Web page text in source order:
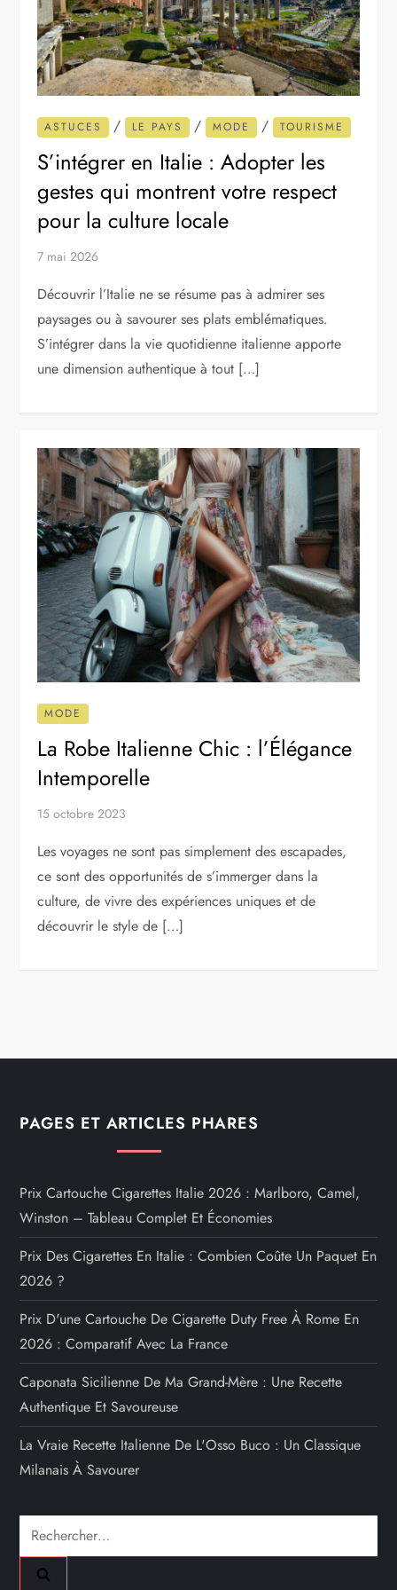
ASTUCES / LE PAYS / MODE / TOURISME
S’intégrer en Italie : Adopter les
gestes qui montrent votre respect
pour la culture locale
7 mai 2026
Découvrir l’Italie ne se résume pas à admirer ses
paysages ou à savourer ses plats emblématiques.
S’intégrer dans la vie quotidienne italienne apporte
une dimension authentique à tout […]
MODE
La Robe Italienne Chic : l’Élégance
Intemporelle
15 octobre 2023
Les voyages ne sont pas simplement des escapades,
ce sont des opportunités de s’immerger dans la
culture, de vivre des expériences uniques et de
découvrir le style de […]
PAGES ET ARTICLES PHARES
Prix Cartouche Cigarettes Italie 2026 : Marlboro, Camel,
Winston – Tableau Complet Et Économies
Prix Des Cigarettes En Italie : Combien Coûte Un Paquet En
2026 ?
Prix D'une Cartouche De Cigarette Duty Free À Rome En
2026 : Comparatif Avec La France
Caponata Sicilienne De Ma Grand-Mère : Une Recette
Authentique Et Savoureuse
La Vraie Recette Italienne De L'Osso Buco : Un Classique
Milanais À Savourer
Rechercher :